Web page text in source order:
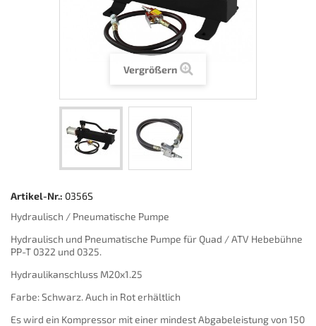
Vergrößern
Artikel-Nr.: 0356S
Hydraulisch / Pneumatische Pumpe
Hydraulisch und Pneumatische Pumpe für Quad / ATV Hebebühne
PP-T 0322 und 0325.
Hydraulikanschluss M20x1.25
Farbe: Schwarz. Auch in Rot erhältlich
Es wird ein Kompressor mit einer mindest Abgabeleistung von 150